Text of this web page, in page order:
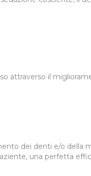
attraverso il
dei denti e/o della
una perfetta